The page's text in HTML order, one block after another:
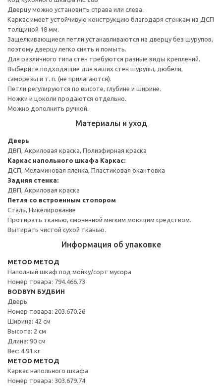
Дверцу можно установить справа или слева.
Каркас имеет устойчивую конструкцию благодаря стенкам из ДСП
толщиной 18 мм.
Защелкивающиеся петли устанавливаются на дверцу без шурупов,
поэтому дверцу легко снять и помыть.
Для различного типа стен требуются разные виды креплений.
Выберите подходящие для ваших стен шурупы, дюбели,
саморезы и т. п. (не прилагаются).
Петли регулируются по высоте, глубине и ширине.
Ножки и цоколи продаются отдельно.
Можно дополнить ручкой.
Материалы и уход
Дверь
ДВП, Акриловая краска, Полиэфирная краска
Каркас напольного шкафа Каркас:
ДСП, Меламиновая пленка, Пластиковая окантовка
Задняя стенка:
ДВП, Акриловая краска
Петля со встроенным стопором
Сталь, Никелирование
Протирать тканью, смоченной мягким моющим средством.
Вытирать чистой сухой тканью.
Информация об упаковке
METOD МЕТОД
Наполный шкаф под мойку/сорт мусора
Номер товара: 794.466.73
BODBYN БУДБИН
Дверь
Номер товара: 203.670.26
Ширина: 42 см
Высота: 2 см
Длина: 90 см
Вес: 4.91 кг
METOD МЕТОД
Каркас напольного шкафа
Номер товара: 303.679.74